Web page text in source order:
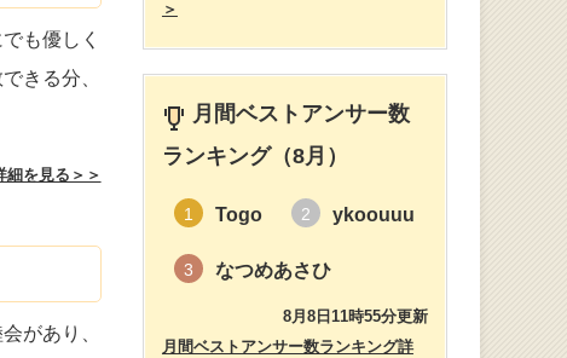
も優しく
きる分、
細を見る＞＞
があり、
＞
月間ベストアンサー数
ランキング（8月）
1 Togo 2 ykoouuu
3 なつめあさひ
8月8日11時55分更新
月間ベストアンサー数ランキング詳